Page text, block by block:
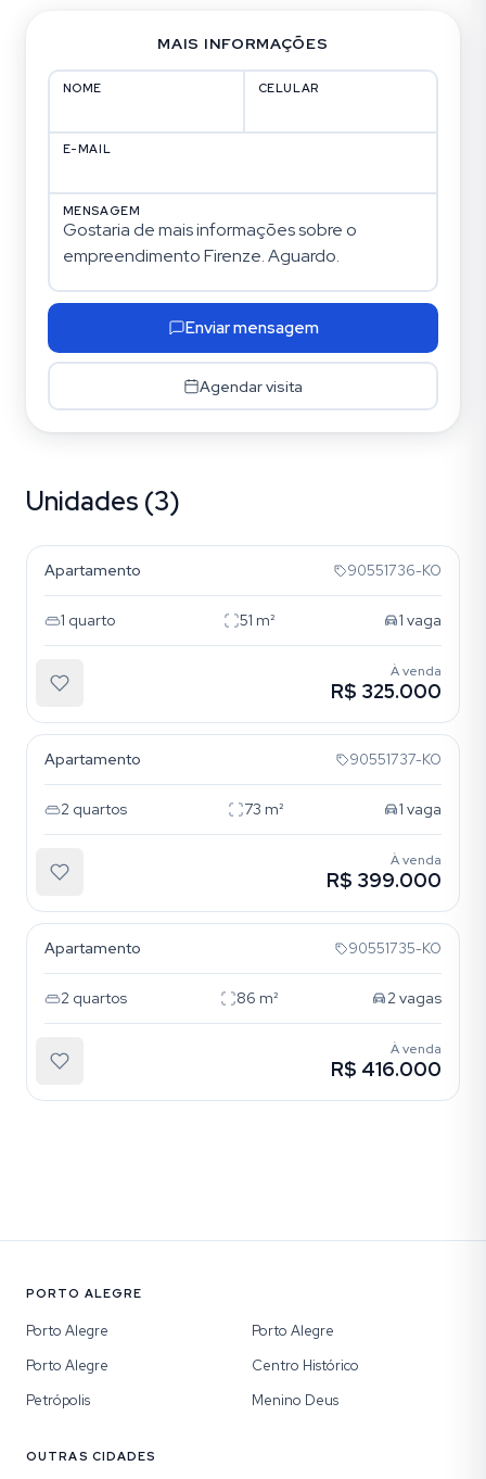
MAIS INFORMAÇÕES
NOME CELULAR
E-MAIL
MENSAGEM
Enviar mensagem
Agendar visita
Unidades (3)
Bom Jesus
Apartamento 90551736-KO
1 quarto 51 m² 1 vaga
À venda
R$ 325.000
Apartamento 90551737-KO
2 quartos 73 m² 1 vaga
À venda
R$ 399.000
Apartamento 90551735-KO
2 quartos 86 m² 2vagas
À venda
R$ 416.000
PORTO ALEGRE
Porto Alegre
Porto Alegre
Porto Alegre
Centro Histórico
Petrópolis
Menino Deus
OUTRAS CIDADES